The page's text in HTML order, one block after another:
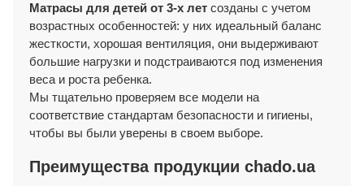
Матрасы для детей от 3-х летсозданы с учетом
возрастных особенностей: у них идеальный баланс
жесткости, хорошая вентиляция, они выдерживают
большие нагрузки и подстраиваются под изменения
веса и роста ребенка.
Мы тщательно проверяем все модели на
соответствие стандартам безопасности и гигиены,
чтобы вы были уверены в своем выборе.
Преимущества продукции chado.ua